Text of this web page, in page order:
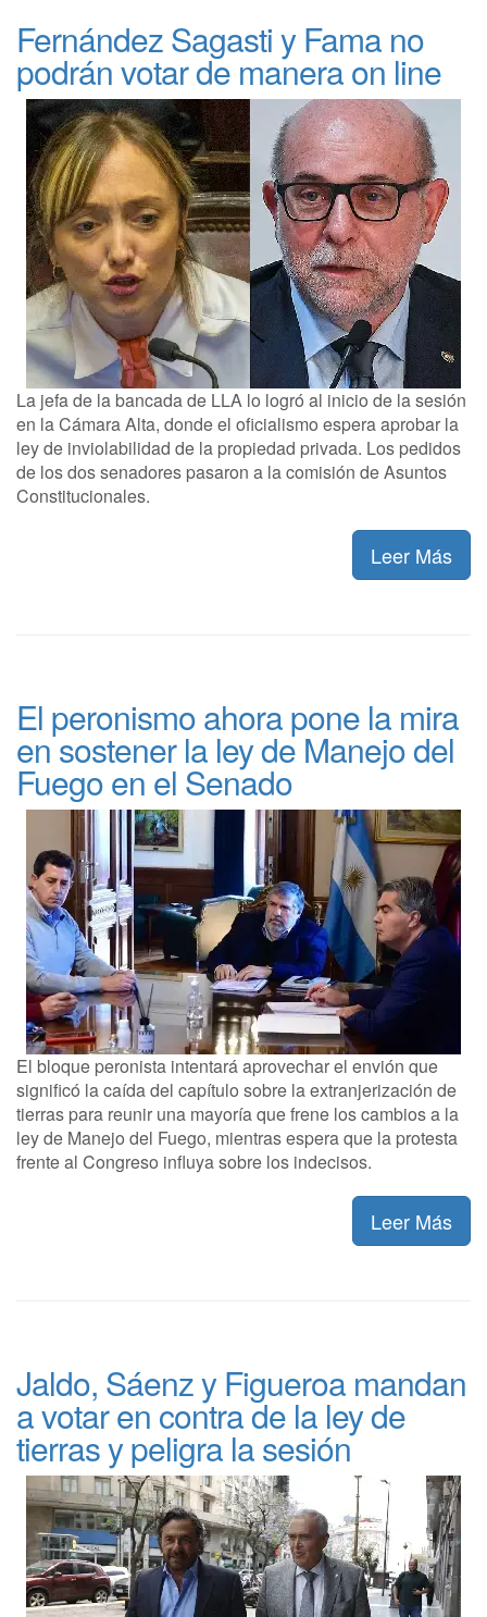
Fernández Sagasti y Fama no
podrán votar de manera on line
La jefa de la bancada de LLA lo logró al inicio de la sesión
en la Cámara Alta, donde el oficialismo espera aprobar la
ley de inviolabilidad de la propiedad privada. Los pedidos
de los dos senadores pasaron a la comisión de Asuntos
Constitucionales.
Leer Más
El peronismo ahora pone la mira
en sostener la ley de Manejo del
Fuego en el Senado
El bloque peronista intentará aprovechar el envión que
significó la caída del capítulo sobre la extranjerización de
tierras para reunir una mayoría que frene los cambios a la
ley de Manejo del Fuego, mientras espera que la protesta
frente al Congreso influya sobre los indecisos.
Leer Más
Jaldo, Sáenz y Figueroa mandan
a votar en contra de la ley de
tierras y peligra la sesión